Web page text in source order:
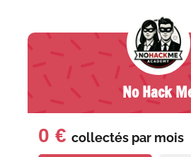
No Hack
0 € collectés par mois